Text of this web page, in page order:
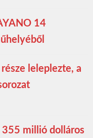
14
leleplezte, a
millió dolláros